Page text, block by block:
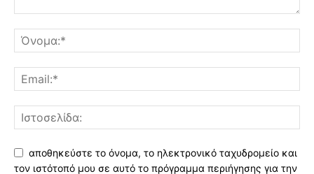
αποθηκεύστε το όνομα, το ηλεκτρονικό ταχυδρομείο και
τον ιστότοπό μου σε αυτό το πρόγραμμα περιήγησης για την